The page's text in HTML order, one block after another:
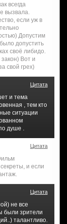
всегда
вызвала.
если уж в
Допустим
допустить
своё либидо.
Вот и
свой грех)
Цитата
и тема
, тем кто
ситуации
душе .
Цитата
и если
Цитата
не все
были зрители
талантливо.